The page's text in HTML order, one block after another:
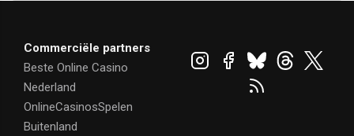
Commerciële partners
Beste Online Casino
Nederland
OnlineCasinosSpelen
Buitenland